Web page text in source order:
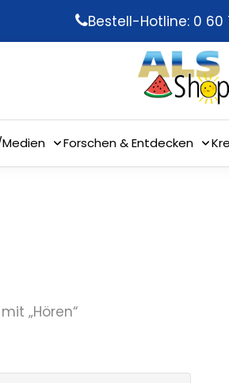
Bestell-Hotline: 0 60
Forschen & Entdecken
„Hören“